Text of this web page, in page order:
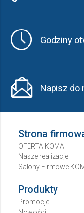
Godziny
Napisz do
Strona
OFERTA KOMA
Nasze realizacje
Salony Firmowe
Produkty
Promocje